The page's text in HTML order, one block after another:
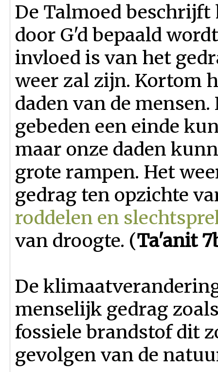
De Talmoed
door G'd bepaald
invloed is van het
weer zal zijn. Kortom
daden van de
gebeden een einde
maar onze daden
grote rampen. Het
gedrag ten opzichte
roddelen en
van droogte. (Ta'anit
De
menselijk gedrag
fossiele brandstof dit
gevolgen van de